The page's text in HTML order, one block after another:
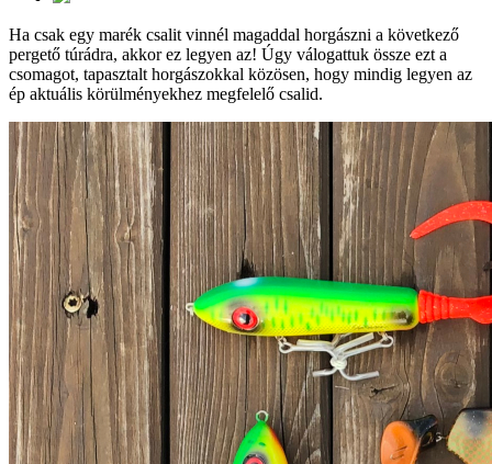
Ha csak egy marék csalit vinnél magaddal horgászni a következő
pergető túrádra, akkor ez legyen az! Úgy válogattuk össze ezt a
csomagot, tapasztalt horgászokkal közösen, hogy mindig legyen az
ép aktuális körülményekhez megfelelő csalid.